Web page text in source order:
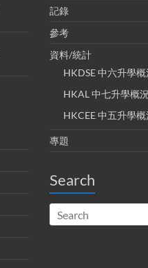
記錄
參考
資料/統計
HKDSE 中六升學概
HKAL 中七升學概況
HKCEE 中五升學概
專題
Search